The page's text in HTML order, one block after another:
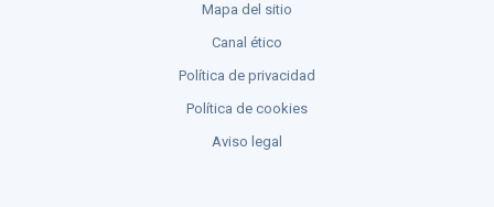
Mapa del sitio
Canal ético
Política de privacidad
Política de cookies
Aviso legal